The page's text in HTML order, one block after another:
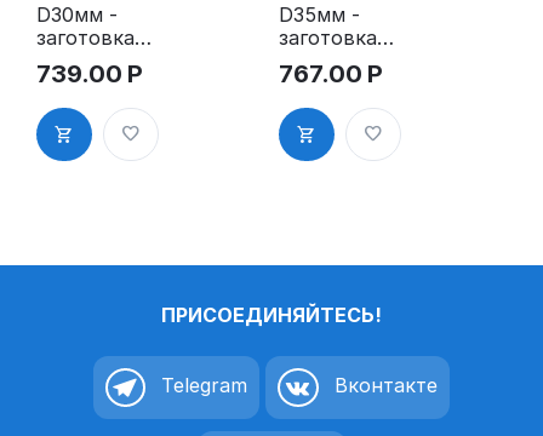
D30мм -
заготовка
пломбира
под сургуч
739.00 Р
D35мм -
заготовка
пломбира
под сургуч
767.00 Р
ПРИСОЕДИНЯЙТЕСЬ!
Telegram Вконтакте